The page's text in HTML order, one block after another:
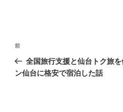
投
ナ
前
の
投
前
全国旅行支援と仙台トク旅
ン仙台に格安で宿泊した話